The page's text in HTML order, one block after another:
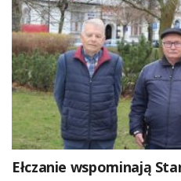
Ełczanie wspominają